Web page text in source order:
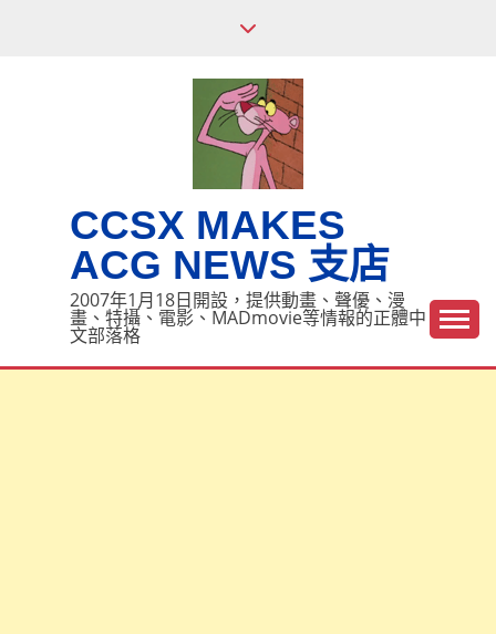
CCSX MAKES
ACG NEWS 支店
2007年1月18日開設，提供動畫、聲優、漫
畫、特攝、電影、MADmovie等情報的正體中
文部落格